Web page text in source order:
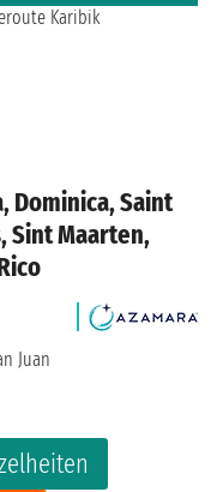
Dominica, Saint
Sint Maarten,
Juan